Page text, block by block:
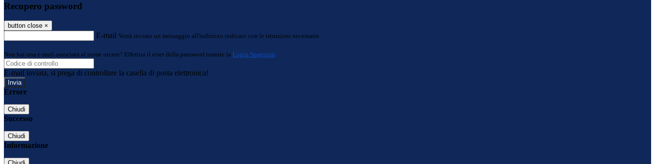
Recupero password
button close ×
E-mail Verrà inviato un messaggio all'indirizzo indicato con le istruzioni necessarie.
Non hai una e-mail associata al nome utente? Effettua il reset della password tramite la Login Spaggiari
E-mail inviata, si prega di controllare la casella di posta elettronica!
Errore
Chiudi
Successo
Chiudi
Informazione